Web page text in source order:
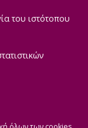
του ιστότοπου